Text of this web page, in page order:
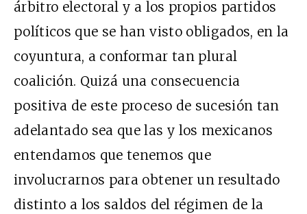
árbitro electoral y a los propios partidos
políticos que se han visto obligados, en la
coyuntura, a conformar tan plural
coalición. Quizá una consecuencia
positiva de este proceso de sucesión tan
adelantado sea que las y los mexicanos
entendamos que tenemos que
involucrarnos para obtener un resultado
distinto a los saldos del régimen de la